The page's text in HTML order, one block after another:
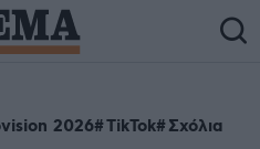
2026 TikTok Σχόλια